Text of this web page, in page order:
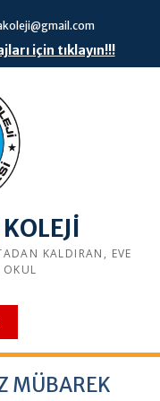
için tıklayın!!!
KALDIRAN, EVE
OKUL
MÜBAREK